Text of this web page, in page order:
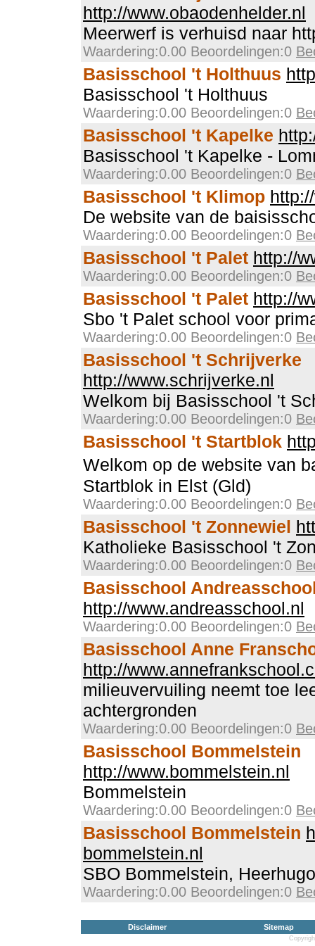
http://www.obaodenhelder.nl
Meerwerf is verhuisd naar
Waardering:0.00 Beoordelingen:0
Basisschool 't Holthuus
Basisschool 't Holthuus
Waardering:0.00 Beoordelingen:0
Basisschool 't Kapelke
Basisschool 't Kapelke -
Waardering:0.00 Beoordelingen:0
Basisschool 't Klimop
De website van de
Waardering:0.00 Beoordelingen:0
Basisschool 't Palet http://
Waardering:0.00 Beoordelingen:0
Basisschool 't Palet http://
Sbo 't Palet school voor
Waardering:0.00 Beoordelingen:0
Basisschool 't Schrijverke
http://www.schrijverke.nl
Welkom bij Basisschool 't
Waardering:0.00 Beoordelingen:0
Basisschool 't Startblok
Welkom op de website van
Startblok in Elst (Gld)
Waardering:0.00 Beoordelingen:0
Basisschool 't Zonnewiel
Katholieke Basisschool 't
Waardering:0.00 Beoordelingen:0
Basisschool
http://www.andreasschool.nl
Waardering:0.00 Beoordelingen:0
Basisschool Anne
http://
milieuvervuiling neemt toe
achtergronden
Waardering:0.00 Beoordelingen:0
Basisschool Bommelstein
http://www.bommelstein.nl
Bommelstein
Waardering:0.00 Beoordelingen:0
Basisschool Bommelstein
bommelstein.nl
SBO Bommelstein,
Waardering:0.00 Beoordelingen:0
Disclaimer Sitemap